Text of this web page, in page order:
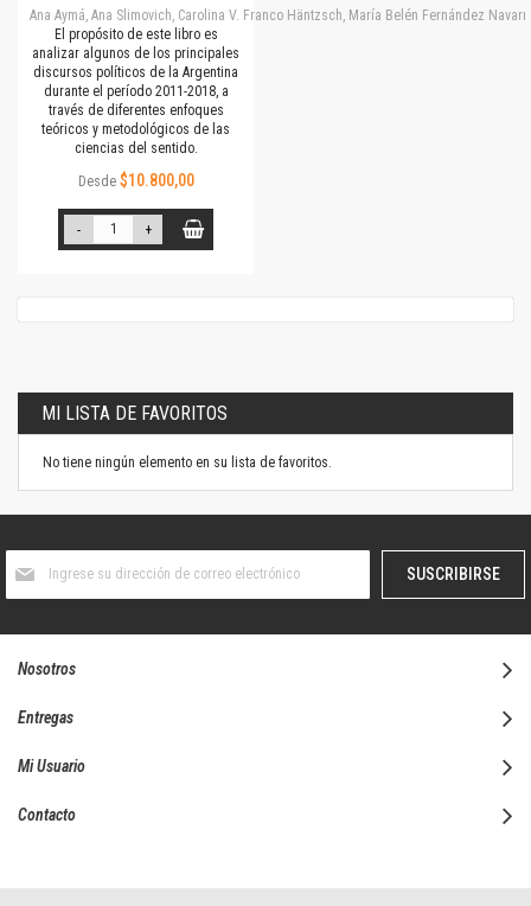
Ana Aymá, Ana Slimovich, Carolina V. Franco Häntzsch, María Belén Fernández
El propósito de este libro es
analizar algunos de los principales
discursos políticos de la Argentina
durante el período 2011-2018, a
través de diferentes enfoques
teóricos y metodológicos de las
ciencias del sentido.
Desde $10.800,00
- +
MI LISTA DE FAVORITOS
No tiene ningún elemento en su lista de favoritos.
boletín
SUSCRIBIRSE
Nosotros
Entregas
Mi Usuario
Contacto